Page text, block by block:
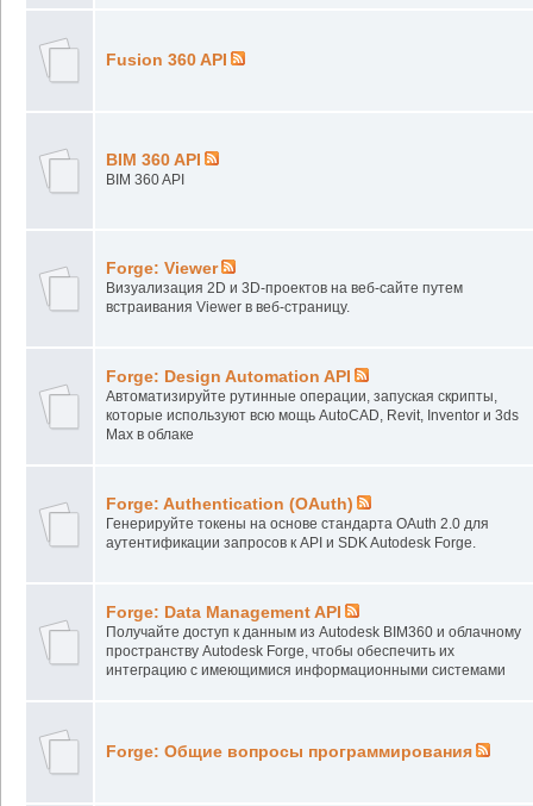
Fusion 360 API
BIM 360 API
BIM 360 API
Forge: Viewer
Визуализация 2D и 3D-проектов на веб-сайте путем
встраивания Viewer в веб-страницу.
Forge: Design Automation API
Автоматизируйте рутинные операции, запуская скрипты,
которые используют всю мощь AutoCAD, Revit, Inventor и 3ds
Max в облаке
Forge: Authentication (OAuth)
Генерируйте токены на основе стандарта OAuth 2.0 для
аутентификации запросов к API и SDK Autodesk Forge.
Forge: Data Management API
Получайте доступ к данным из Autodesk BIM360 и облачному
пространству Autodesk Forge, чтобы обеспечить их
интеграцию с имеющимися информационными системами
Forge: Общие вопросы программирования